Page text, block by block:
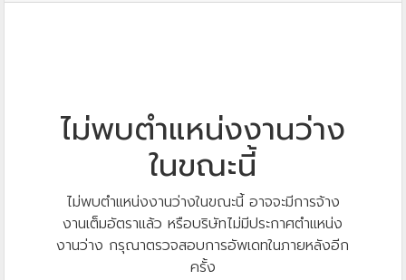
ไม่พบตำแหน่งงานว่าง
ในขณะนี้
ไม่พบตำแหน่งงานว่างในขณะนี้ อาจจะมีการจ้าง
งานเต็มอัตราแล้ว หรือบริษัทไม่มีประกาศตำแหน่ง
งานว่าง กรุณาตรวจสอบการอัพเดทในภายหลังอีก
ครั้ง